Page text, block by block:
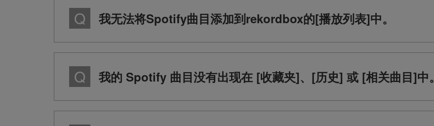
我无法将Spotify曲目添加到rekordbox的[播放列表]中。
我的 Spotify 曲目没有出现在 [收藏夹]、[历史] 或 [相关曲目]中。